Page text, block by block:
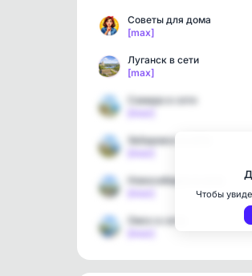
Советы для дома
[max]
Луганск в сети
[max]
Самара в сети
Хабаровск в сети
Новосибирск в сети
Омск в сети
Чтобы